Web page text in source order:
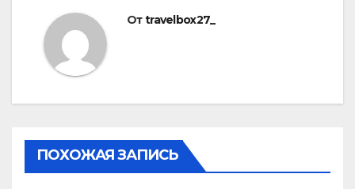
Отtravelbox27_
ПОХОЖАЯ ЗАПИСЬ